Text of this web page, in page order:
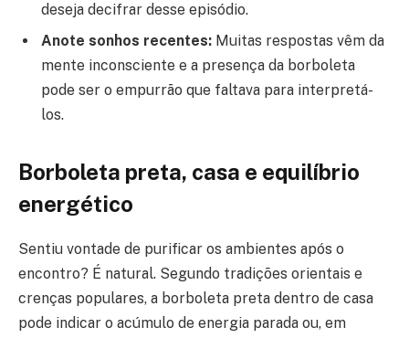
deseja decifrar desse episódio.
Anote sonhos recentes: Muitas respostas vêm da
mente inconsciente e a presença da borboleta
pode ser o empurrão que faltava para interpretá-
los.
Borboleta preta, casa e equilíbrio
energético
Sentiu vontade de purificar os ambientes após o
encontro? É natural. Segundo tradições orientais e
crenças populares, a borboleta preta dentro de casa
pode indicar o acúmulo de energia parada ou, em